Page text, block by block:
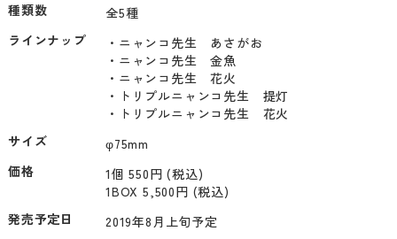
種類数
全5種
ラインナップ
・ニャンコ先生　あさがお
・ニャンコ先生　金魚
・ニャンコ先生　花火
・トリプルニャンコ先生　提灯
・トリプルニャンコ先生　花火
サイズ
φ75mm
価格
1個 550円 (税込)
1BOX 5,500円 (税込)
発売予定日
2019年8月上旬予定